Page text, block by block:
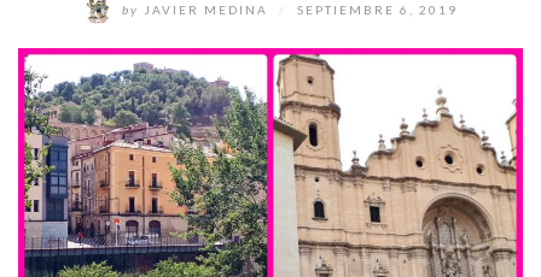
by JAVIER MEDINA SEPTIEMBRE 6, 2019